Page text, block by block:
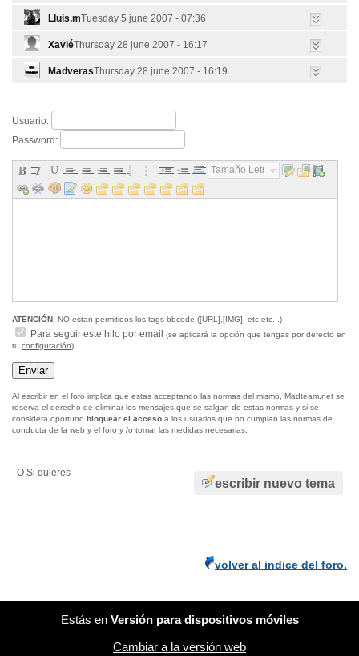
Lluis.mTuesday 5 june 2007 - 07:36
XaviéThursday 28 june 2007 - 16:17
MadverasThursday 28 june 2007 - 16:19
Usuario:
Password:
Tamaño Letra...
ATENCIÓN: NO estan permitidos los tags bbcode ([URL],[IMG], etc etc...)
Para seguir este hilo por email
(se aplicará la opción que tengas por defecto en
tu configuración)
Al escribir en el foro implica que estas acceptando las normas del mismo, Madteam.net se
reserva el derecho de eliminar los mensajes que se salgan de estas normas y si se
considera oportuno bloquear el acceso a los usuarios que no cumplan las normas de
conducta de la web y el foro y /o tomar las medidas necesarias.
escribir nuevo tema
O Si quieres
volver al indice del foro.
Estás en Versión para dispositivos móviles
Cambiar a la versión web